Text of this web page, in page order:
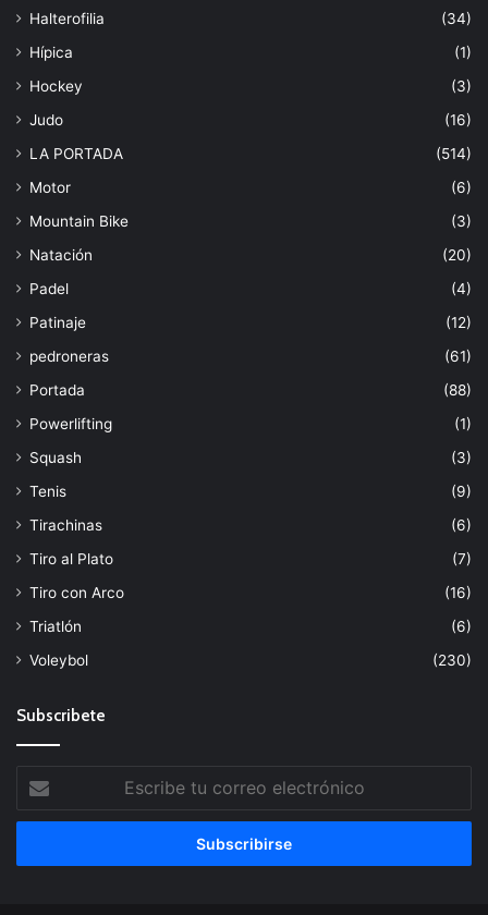
Halterofilia
(34)
Hípica
(1)
Hockey
(3)
Judo
(16)
LA PORTADA
(514)
Motor
(6)
Mountain Bike
(3)
Natación
(20)
Padel
(4)
Patinaje
(12)
pedroneras
(61)
Portada
(88)
Powerlifting
(1)
Squash
(3)
Tenis
(9)
Tirachinas
(6)
Tiro al Plato
(7)
Tiro con Arco
(16)
Triatlón
(6)
Voleybol
(230)
Subscribete
tu
correo